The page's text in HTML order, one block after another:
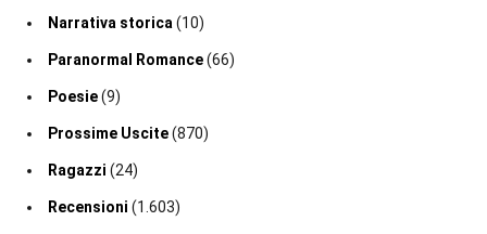
Narrativa storica (10)
Paranormal Romance(66)
Poesie(9)
Prossime Uscite(870)
Ragazzi (24)
Recensioni (1.603)